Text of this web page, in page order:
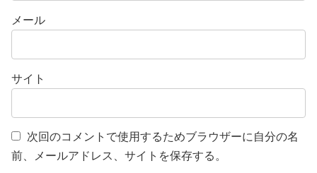
メール
サイト
次回のコメントで使用するためブラウザーに自分の名
前、メールアドレス、サイトを保存する。